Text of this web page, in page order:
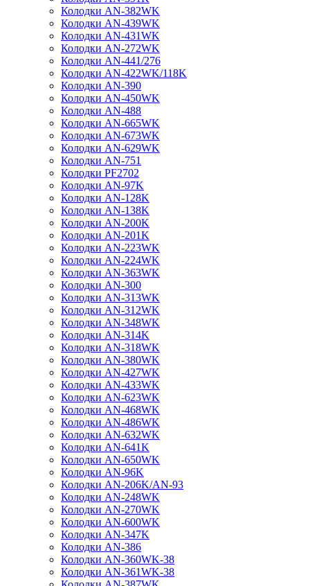
Колодки AN-382WK
Колодки AN-439WK
Колодки AN-431WK
Колодки AN-272WK
Колодки AN-441/276
Колодки AN-422WK/118K
Колодки AN-390
Колодки AN-450WK
Колодки AN-488
Колодки AN-665WK
Колодки AN-673WK
Колодки AN-629WK
Колодки AN-751
Колодки PF2702
Колодки AN-97K
Колодки AN-128K
Колодки AN-138K
Колодки AN-200K
Колодки AN-201K
Колодки AN-223WK
Колодки AN-224WK
Колодки AN-363WK
Колодки AN-300
Колодки AN-313WK
Колодки AN-312WK
Колодки AN-348WK
Колодки AN-314K
Колодки AN-318WK
Колодки AN-380WK
Колодки AN-427WK
Колодки AN-433WK
Колодки AN-623WK
Колодки AN-468WK
Колодки AN-486WK
Колодки AN-632WK
Колодки AN-641K
Колодки AN-650WK
Колодки AN-96K
Колодки AN-206K/AN-93
Колодки AN-248WK
Колодки AN-270WK
Колодки AN-600WK
Колодки AN-347K
Колодки AN-386
Колодки AN-360WK-38
Колодки AN-361WK-38